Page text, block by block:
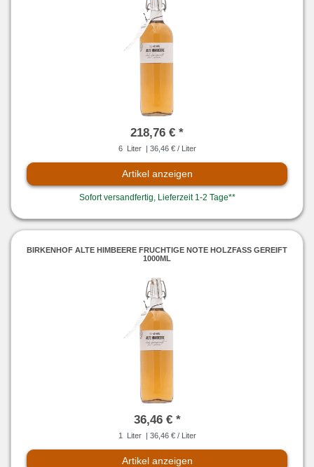
218,76 € *
6 Liter | 36,46 € / Liter
Artikel anzeigen
Sofort versandfertig, Lieferzeit 1-2 Tage**
BIRKENHOF ALTE HIMBEERE FRUCHTIGE NOTE HOLZFASS GEREIFT
1000ML
36,46 € *
1 Liter | 36,46 € / Liter
Artikel anzeigen